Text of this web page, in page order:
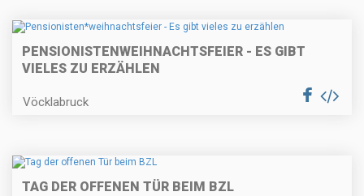
PENSIONISTENWEIHNACHTSFEIER - ES GIBT
VIELES ZU ERZÄHLEN
Vöcklabruck
TAG DER OFFENEN TÜR BEIM BZL